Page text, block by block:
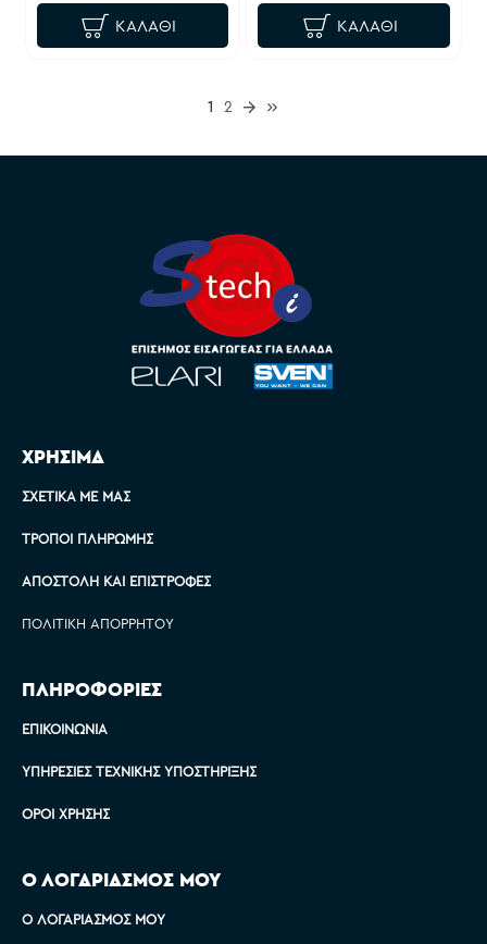
ΚΑΛΆΘΙ ΚΑΛΆΘΙ
1 2
ΧΡΗΣΙΜΑ
ΣΧΕΤΙΚΆ ΜΕ ΜΑΣ
ΤΡΌΠΟΙ ΠΛΗΡΩΜΉΣ
ΑΠΟΣΤΟΛΉ ΚΑΙ ΕΠΙΣΤΡΟΦΈΣ
ΠΟΛΙΤΙΚΉ ΑΠΟΡΡΉΤΟΥ
ΠΛΗΡΟΦΟΡΙΕΣ
ΕΠΙΚΟΙΝΩΝΊΑ
ΥΠΗΡΕΣΊΕΣ ΤΕΧΝΙΚΉΣ ΥΠΟΣΤΉΡΙΞΗΣ
ΌΡΟΙ ΧΡΉΣΗΣ
Ο ΛΟΓΑΡΙΑΣΜΟΣ ΜΟΥ
Ο ΛΟΓΑΡΙΑΣΜΌΣ ΜΟΥ